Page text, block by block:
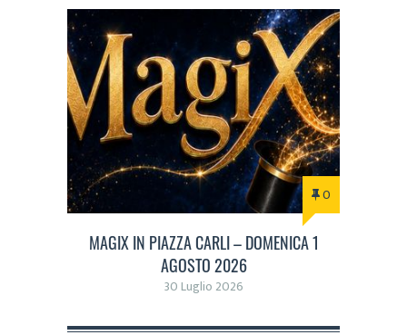
0
MAGIX IN PIAZZA CARLI – DOMENICA 1
AGOSTO 2026
30 Luglio 2026